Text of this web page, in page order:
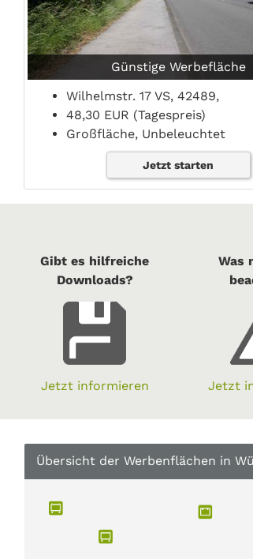
Günstige Werbefläche
Wilhelmstr. 17 VS, 42489,
48,30 EUR (Tagespreis)
Großfläche, Unbeleuchtet
Jetzt starten
Gibt es hilfreiche
Downloads?
Jetzt informieren
Was
Jetzt
Übersicht der Werbenflächen in